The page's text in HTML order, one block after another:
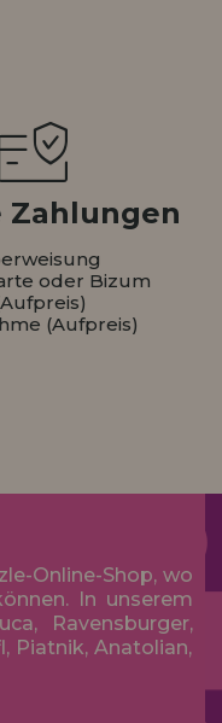
Zahlungen
oder Bizum
(Aufpreis)
Online-Shop, wo
In unserem
Ravensburger,
Piatnik, Anatolian,